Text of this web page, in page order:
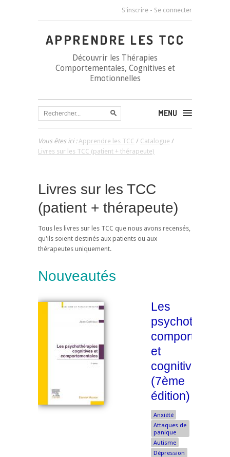
S'inscrire - Se connecter
APPRENDRE LES TCC
Découvrir les Thérapies
Comportementales, Cognitives et
Emotionnelles
MENU
Vous êtes ici :Apprendre les TCC / Catalogue /
Livres sur les TCC (patient + thérapeute)
Livres sur les TCC
(patient + thérapeute)
Tous les livres sur les TCC que nous avons recensés,
qu'ils soient destinés aux patients ou aux
thérapeutes uniquement.
Nouveautés
Les
et
cognitives
(7ème
édition)
Anxiété
Attaques de
panique
Autisme
Dépression